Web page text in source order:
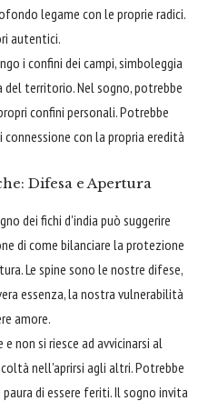
legame con le proprie radici.
autentici.
i confini dei campi, simboleggia
territorio. Nel sogno, potrebbe
confini personali. Potrebbe
connessione con la propria eredità
Difesa e Apertura
dei fichi d'india può suggerire
di come bilanciare la protezione
Le spine sono le nostre difese,
essenza, la nostra vulnerabilità
amore.
non si riesce ad avvicinarsi al
nell'aprirsi agli altri. Potrebbe
di essere feriti. Il sogno invita